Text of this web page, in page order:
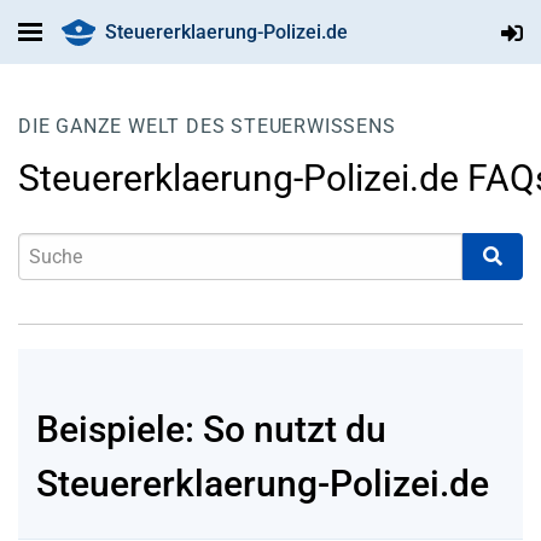
Steuererklaerung-Polizei.de
DIE GANZE WELT DES STEUERWISSENS
Steuererklaerung-Polizei.de
Beispiele: So nutzt du
Steuererklaerung-Polizei.de